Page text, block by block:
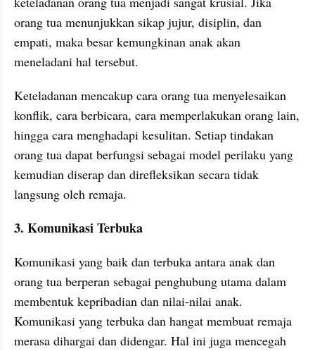
orang tua menunjukkan sikap jujur, disiplin, dan
empati, maka besar kemungkinan anak akan
meneladani hal tersebut.
Keteladanan mencakup cara orang tua menyelesaikan
konflik, cara berbicara, cara memperlakukan orang lain,
hingga cara menghadapi kesulitan. Setiap tindakan
orang tua dapat berfungsi sebagai model perilaku yang
kemudian diserap dan direfleksikan secara tidak
langsung oleh remaja.
3. Komunikasi Terbuka
Komunikasi yang baik dan terbuka antara anak dan
orang tua berperan sebagai penghubung utama dalam
membentuk kepribadian dan nilai-nilai anak.
Komunikasi yang terbuka dan hangat membuat remaja
merasa dihargai dan didengar. Hal ini juga mencegah